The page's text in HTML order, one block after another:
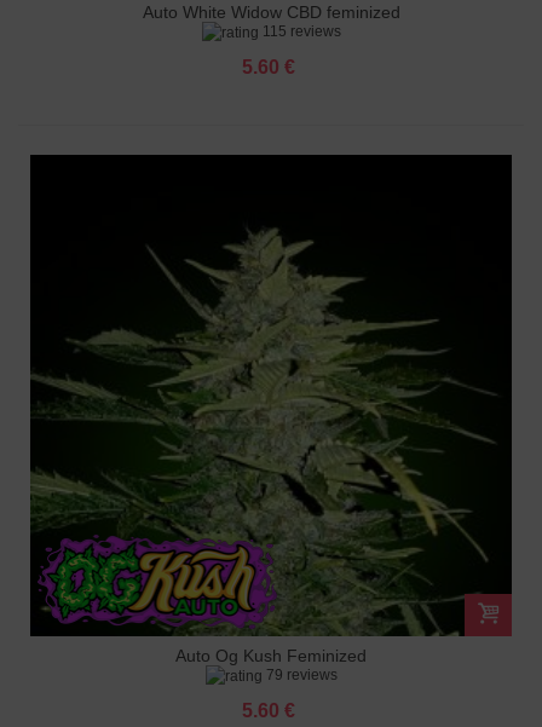
Auto White Widow CBD feminized
115 reviews
5.60 €
Auto Og Kush Feminized
79 reviews
5.60 €